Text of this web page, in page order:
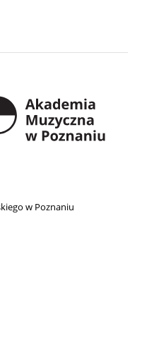
w Poznaniu